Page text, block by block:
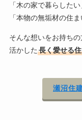
「木の家で暮らしたい
「本物の無垢材の住
そんな想いをお持ち
活かした 長く愛せる
瀬沼住